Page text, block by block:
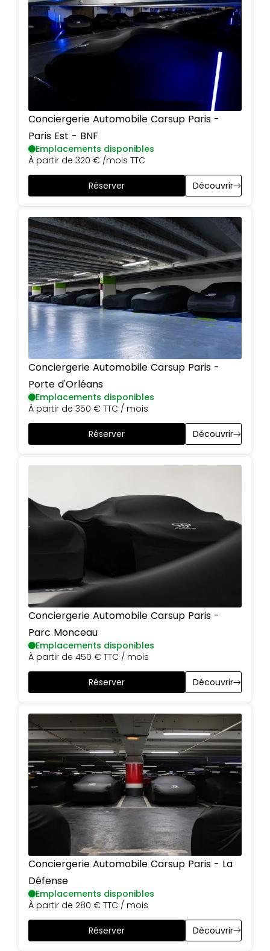
Conciergerie Automobile Carsup Paris -
Paris Est - BNF
Emplacements disponibles
À partir de 320 € /mois TTC
Réserver Découvrir
Conciergerie Automobile Carsup Paris -
Porte d'Orléans
Emplacements disponibles
À partir de 350 € TTC / mois
Réserver Découvrir
Conciergerie Automobile Carsup Paris -
Parc Monceau
Emplacements disponibles
À partir de 450 € TTC / mois
Réserver Découvrir
Conciergerie Automobile Carsup Paris - La
Défense
Emplacements disponibles
À partir de 280 € TTC / mois
Réserver Découvrir